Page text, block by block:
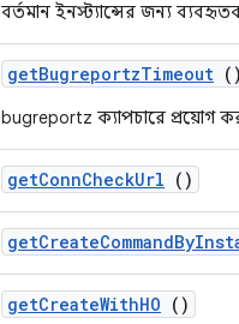
বর্তমান ইনস্ট্যান্সের জন্য
getBugreportzTimeout ()
bugreportz ক্যাপচারে প্রয়োগ
getConnCheckUrl ()
getCreateCommandBy
getCreateWithHO ()